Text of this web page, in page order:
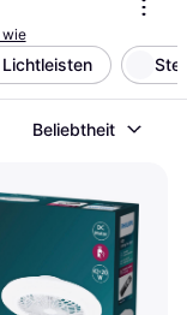
wie
Beliebtheit